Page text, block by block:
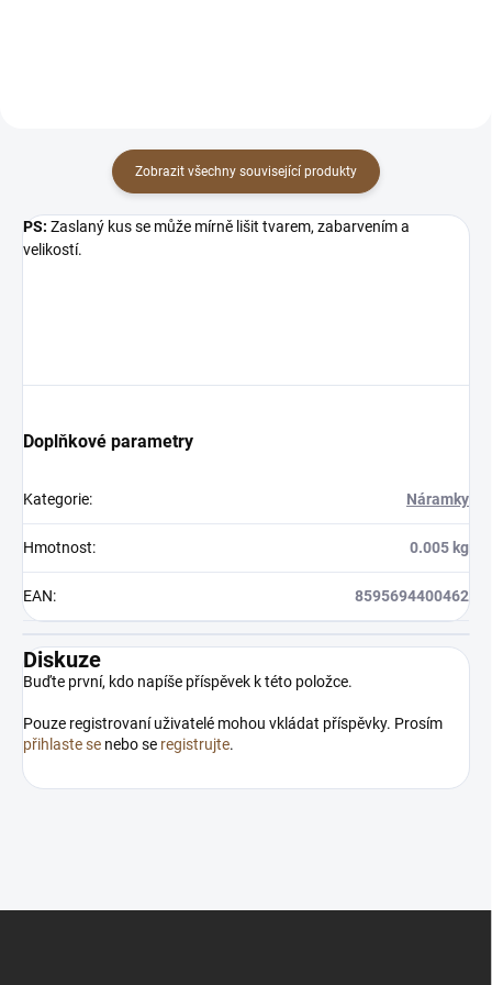
Zobrazit všechny související produkty
PS: Zaslaný kus se může mírně lišit tvarem, zabarvením a
velikostí.
Doplňkové parametry
Kategorie: Náramky
Hmotnost: 0.005 kg
EAN: 8595694400462
Diskuze
Buďte první, kdo napíše příspěvek k této položce.
Pouze registrovaní uživatelé mohou vkládat příspěvky. Prosím
přihlaste se nebo se registrujte.